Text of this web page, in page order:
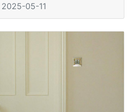
05-11